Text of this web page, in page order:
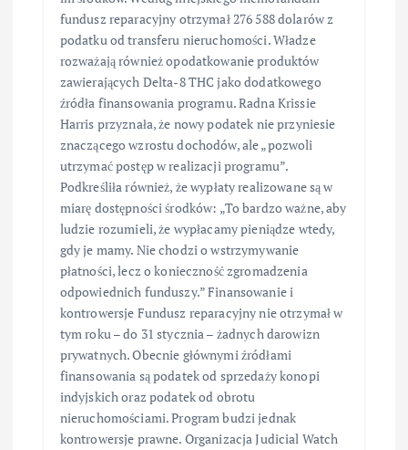
fundusz reparacyjny otrzymał 276 588 dolarów z
podatku od transferu nieruchomości. Władze
rozważają również opodatkowanie produktów
zawierających Delta-8 THC jako dodatkowego
źródła finansowania programu. Radna Krissie
Harris przyznała, że nowy podatek nie przyniesie
znaczącego wzrostu dochodów, ale „pozwoli
utrzymać postęp w realizacji programu”.
Podkreśliła również, że wypłaty realizowane są w
miarę dostępności środków: „To bardzo ważne, aby
ludzie rozumieli, że wypłacamy pieniądze wtedy,
gdy je mamy. Nie chodzi o wstrzymywanie
płatności, lecz o konieczność zgromadzenia
odpowiednich funduszy.” Finansowanie i
kontrowersje Fundusz reparacyjny nie otrzymał w
tym roku – do 31 stycznia – żadnych darowizn
prywatnych. Obecnie głównymi źródłami
finansowania są podatek od sprzedaży konopi
indyjskich oraz podatek od obrotu
nieruchomościami. Program budzi jednak
kontrowersje prawne. Organizacja Judicial Watch